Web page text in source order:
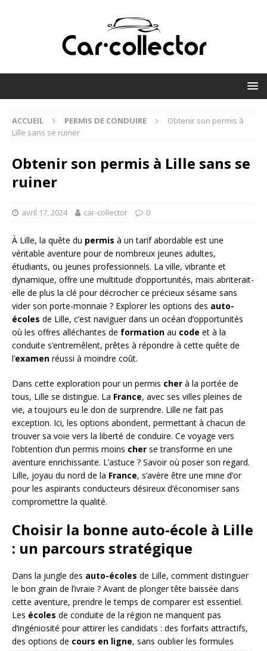
ACCUEIL PERMIS DE CONDUIRE
Obtenir son permis à
Lille sans se ruiner
Obtenir son permis à Lille sans se
ruiner
avril 17, 2024 car-collector 0
À Lille, la quête du permis à un tarif abordable est une
véritable aventure pour de nombreux jeunes adultes,
étudiants, ou jeunes professionnels. La ville, vibrante et
dynamique, offre une multitude d’opportunités, mais abriterait-
elle de plus la clé pour décrocher ce précieux sésame sans
vider son porte-monnaie ? Explorer les options des auto-
écoles de Lille, c’est naviguer dans un océan d’opportunités
où les offres alléchantes de formation au code et à la
conduite s’entremêlent, prêtes à répondre à cette quête de
l’examen réussi à moindre coût.
Dans cette exploration pour un permis cher à la portée de
tous, Lille se distingue. La France, avec ses villes pleines de
vie, a toujours eu le don de surprendre. Lille ne fait pas
exception. Ici, les options abondent, permettant à chacun de
trouver sa voie vers la liberté de conduire. Ce voyage vers
l’obtention d’un permis moins cher se transforme en une
aventure enrichissante. L’astuce ? Savoir où poser son regard.
Lille, joyau du nord de la France, s’avère être une mine d’or
pour les aspirants conducteurs désireux d’économiser sans
compromettre la qualité.
Choisir la bonne auto-école à Lille
: un parcours stratégique
Dans la jungle des auto-écoles de Lille, comment distinguer
le bon grain de l’ivraie ? Avant de plonger tête baissée dans
cette aventure, prendre le temps de comparer est essentiel.
Les écoles de conduite de la région ne manquent pas
d’ingéniosité pour attirer les candidats : des forfaits attractifs,
des options de cours en ligne, sans oublier les formules